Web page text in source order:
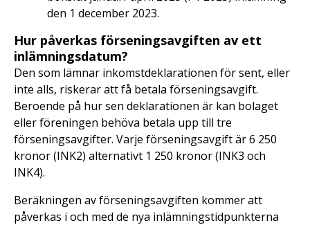
den 1 december 2023.
Hur påverkas förseningsavgiften av ett
inlämningsdatum?
Den som lämnar inkomstdeklarationen för sent, eller
inte alls, riskerar att få betala förseningsavgift.
Beroende på hur sen deklarationen är kan bolaget
eller föreningen behöva betala upp till tre
förseningsavgifter. Varje förseningsavgift är 6 250
kronor (INK2) alternativt 1 250 kronor (INK3 och
INK4).
Beräkningen av förseningsavgiften kommer att
påverkas i och med de nya inlämningstidpunkterna